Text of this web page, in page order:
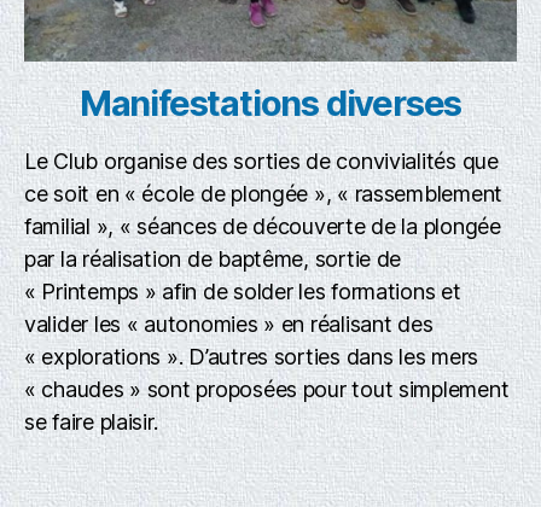
Manifestations diverses
Le Club organise des sorties de convivialités que
ce soit en « école de plongée », « rassemblement
familial », « séances de découverte de la plongée
par la réalisation de baptême, sortie de
« Printemps » afin de solder les formations et
valider les « autonomies » en réalisant des
« explorations ». D’autres sorties dans les mers
« chaudes » sont proposées pour tout simplement
se faire plaisir.